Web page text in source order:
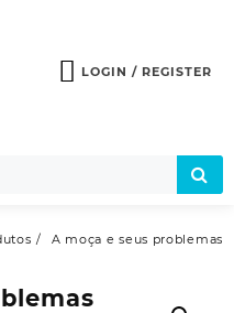
LOGIN / REGISTER
A moça e seus problemas